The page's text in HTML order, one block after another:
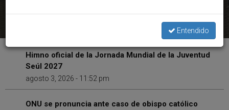
Lee más
Himno oficial de la Jornada Mundial de la Juventud
Seúl 2027
agosto 3, 2026 - 11:52 pm
ONU se pronuncia ante caso de obispo católico
Entendido